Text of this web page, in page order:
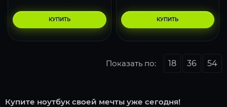
КУПИТЬ КУПИТЬ
Показать по: 18 36 54
Купите ноутбук своей мечты уже сегодня!